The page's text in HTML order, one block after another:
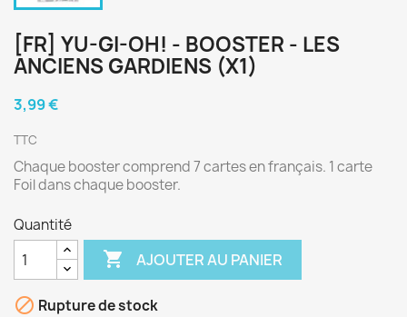
[FR] YU-GI-OH! - BOOSTER - LES
ANCIENS GARDIENS (X1)
3,99 €
TTC
Chaque booster comprend 7 cartes en français. 1 carte
Foil dans chaque booster.
Quantité
 AJOUTER AU PANIER
 Rupture de stock